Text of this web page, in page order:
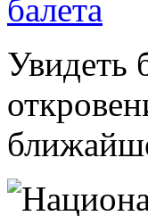
балета
Увидеть